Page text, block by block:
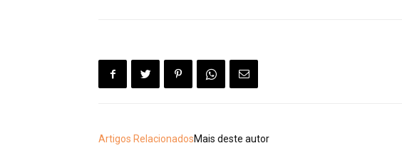
Artigos RelacionadosMais deste autor